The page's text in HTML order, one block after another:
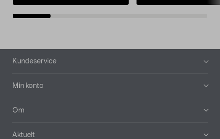
Bunntekst
Kundeservice
Min konto
Om
Aktuelt